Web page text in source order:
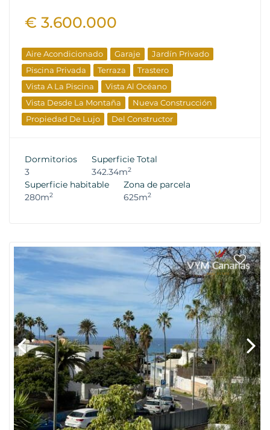
€ 3.600.000
Aire Acondicionado Garaje
Jardín Privado
Piscina Privada
Terraza
Trastero
Vista A La Piscina
Vista Al Océano
Vista Desde La Montaña
Nueva Construcción
Propiedad De Lujo
Del Constructor
Dormitorios
3
Superficie Total
342.34m2
Superficie habitable
280m2
Zona de parcela
625m2